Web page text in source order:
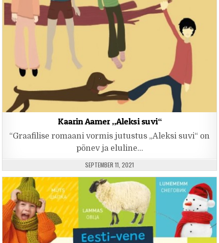
Kaarin Aamer „Aleksi suvi“
“Graafilise romaani vormis jutustus „Aleksi suvi“ on
põnev ja eluline…
PUBLISHED DATE:
SEPTEMBER 11, 2021